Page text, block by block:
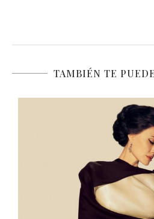
TAMBIÉN TE